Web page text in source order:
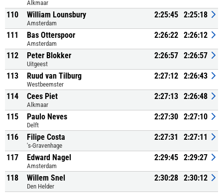
Alkmaar
110 William Lounsbury
Amsterdam
2:25:45 2:25:18
111 Bas Otterspoor
Amsterdam
2:26:22 2:26:12
112 Peter Blokker
Uitgeest
2:26:57 2:26:57
113 Ruud van Tilburg
Westbeemster
2:27:12 2:26:43
114 Cees Piet
Alkmaar
2:27:13 2:26:48
115 Paulo Neves
Delft
2:27:30 2:27:10
116 Filipe Costa
's-Gravenhage
2:27:31 2:27:11
117 Edward Nagel
Amsterdam
2:29:45 2:29:27
118 Willem Snel
Den Helder
2:30:28 2:30:12